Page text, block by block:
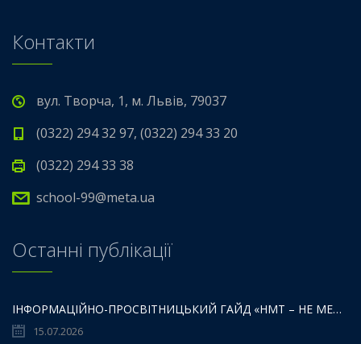
Контакти
вул. Творча, 1, м. Львів, 79037
(0322) 294 32 97, (0322) 294 33 20
(0322) 294 33 38
school-99@meta.ua
Останні публікації
ІНФОРМАЦІЙНО-ПРОСВІТНИЦЬКИЙ ГАЙД «НМТ – НЕ МЕЖА ТВОЇХ МОЖЛИВОСТЕЙ».
15.07.2026